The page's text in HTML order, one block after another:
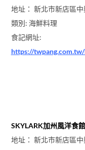
地址： 新北市新店區
類別: 海鮮料理
食記網址:
https://
SKYLARK加州風洋食館
地址： 新北市新店區